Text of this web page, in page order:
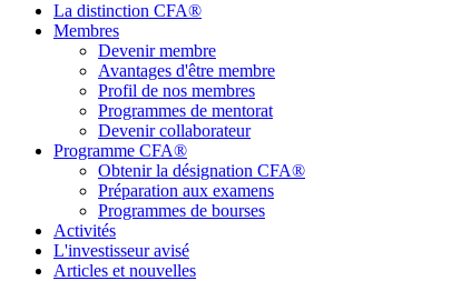
La distinction CFA®
Membres
Devenir membre
Avantages d'être membre
Profil de nos membres
Programmes de mentorat
Devenir collaborateur
Programme CFA®
Obtenir la désignation CFA®
Préparation aux examens
Programmes de bourses
Activités
L'investisseur avisé
Articles et nouvelles